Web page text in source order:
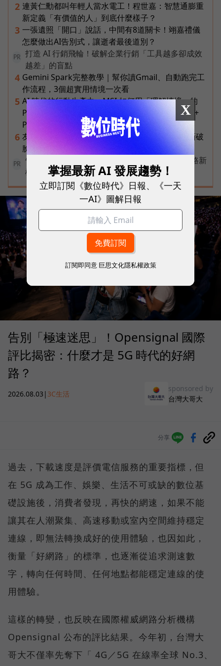
2 連黃仁勳都叫年輕人當水電工！程世嘉：智慧通膨重
新定義「有價值的人」到底什麼樣子？
3 一張遺照「開口」說話，中間有8道關卡！翊嘉禮儀
怎麼做出AI告別式，讓逝者最後道別？
PR
打造 AI 行銷飛輪！破解企業行銷「工具越多卻成效
越差」的盲點
4 Gemini Spark完整教學｜幫你讀Gmail、自動跑完工
作流程，3個超實用情境一次看
5 AI 時代的行動生產力：MSI 如何用「理解情境」的
Prestige 14 Flip AI+ 重新定義商務筆電與 Copilot+
PC？
6 友達二把手裸辭內幕！彭双浪親邀的接班人為何撕破
臉？「落後群創」成最後稻草？
PR
告別極速迷思！台灣大哥大奪國際雙冠揭密好網路新
標準
告別「極速迷思」！Opensignal 國際
評比揭密：什麼才是 5G 時代的好網
路？
2026.08.03 | 3C生活
sponsored by
台灣大哥大
分享
過去，下載速度是評價電信服務的重要指標，但
在 5G 成為工作、娛樂、生活不可或缺的數位基
礎設施後，消費者發現，再快的網速，如果不能
讓其在人潮聚集、高速移動或室內空間維持穩定
連線，即無法轉換成好的使用體驗，也因如此，
衡量「好網路」的標準，也逐漸從追求測速數
字，轉向任何時間、任何地點都能穩定連線的使
用體驗。
這樣的轉變，也反映在國際權威網路分析機構
Opensignal 公布的評比結果。今年初，台灣大
哥大不僅率先奪下「 4G／5G 在線率全球 No.3、
X
掌握最新 AI 發展趨勢！
立即訂閱《數位時代》日報、《一天
一AI》圖解日報
訂閱即同意 巨思文化隱私權政策